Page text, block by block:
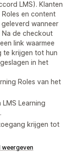
LMS). Klanten
en content
wanneer
Na de checkout
link waarmee
te krijgen tot hun
in het
Roles van het
Learning
krijgen tot
weergeven